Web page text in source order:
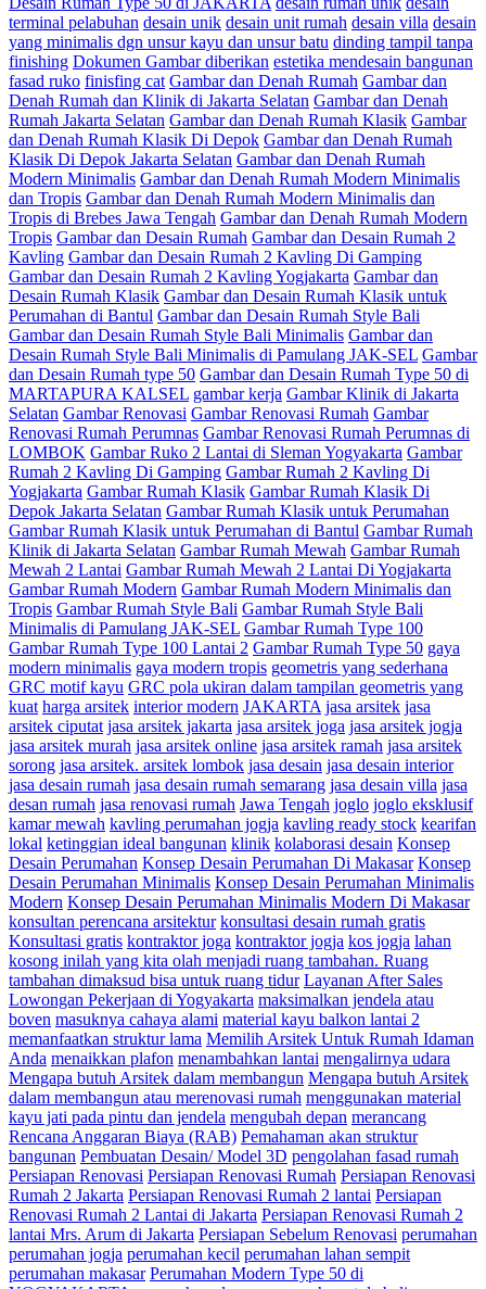
terminal pelabuhan desain unik desain unit rumah desain villa desain
yang minimalis dgn unsur kayu dan unsur batu dinding tampil tanpa
finishing Dokumen Gambar diberikan estetika mendesain bangunan
fasad ruko finisfing cat Gambar dan Denah Rumah Gambar dan
Denah Rumah dan Klinik di Jakarta Selatan Gambar dan Denah
Rumah Jakarta Selatan Gambar dan Denah Rumah Klasik Gambar
dan Denah Rumah Klasik Di Depok Gambar dan Denah Rumah
Klasik Di Depok Jakarta Selatan Gambar dan Denah Rumah
Modern Minimalis Gambar dan Denah Rumah Modern Minimalis
dan Tropis Gambar dan Denah Rumah Modern Minimalis dan
Tropis di Brebes Jawa Tengah Gambar dan Denah Rumah Modern
Tropis Gambar dan Desain Rumah Gambar dan Desain Rumah 2
Kavling Gambar dan Desain Rumah 2 Kavling Di Gamping
Gambar dan Desain Rumah 2 Kavling Yogjakarta Gambar dan
Desain Rumah Klasik Gambar dan Desain Rumah Klasik untuk
Perumahan di Bantul Gambar dan Desain Rumah Style Bali
Gambar dan Desain Rumah Style Bali Minimalis Gambar dan
Desain Rumah Style Bali Minimalis di Pamulang JAK-SEL Gambar
dan Desain Rumah type 50 Gambar dan Desain Rumah Type 50 di
MARTAPURA KALSEL gambar kerja Gambar Klinik di Jakarta
Selatan Gambar Renovasi Gambar Renovasi Rumah Gambar
Renovasi Rumah Perumnas Gambar Renovasi Rumah Perumnas di
LOMBOK Gambar Ruko 2 Lantai di Sleman Yogyakarta Gambar
Rumah 2 Kavling Di Gamping Gambar Rumah 2 Kavling Di
Yogjakarta Gambar Rumah Klasik Gambar Rumah Klasik Di
Depok Jakarta Selatan Gambar Rumah Klasik untuk Perumahan
Gambar Rumah Klasik untuk Perumahan di Bantul Gambar Rumah
Klinik di Jakarta Selatan Gambar Rumah Mewah Gambar Rumah
Mewah 2 Lantai Gambar Rumah Mewah 2 Lantai Di Yogjakarta
Gambar Rumah Modern Gambar Rumah Modern Minimalis dan
Tropis Gambar Rumah Style Bali Gambar Rumah Style Bali
Minimalis di Pamulang JAK-SEL Gambar Rumah Type 100
Gambar Rumah Type 100 Lantai 2 Gambar Rumah Type 50 gaya
modern minimalis gaya modern tropis geometris yang sederhana
GRC motif kayu GRC pola ukiran dalam tampilan geometris yang
kuat harga arsitek interior modern JAKARTA jasa arsitek jasa
arsitek ciputat jasa arsitek jakarta jasa arsitek joga jasa arsitek jogja
jasa arsitek murah jasa arsitek online jasa arsitek ramah jasa arsitek
sorong jasa arsitek. arsitek lombok jasa desain jasa desain interior
jasa desain rumah jasa desain rumah semarang jasa desain villa jasa
desan rumah jasa renovasi rumah Jawa Tengah joglo joglo eksklusif
kamar mewah kavling perumahan jogja kavling ready stock kearifan
lokal ketinggian ideal bangunan klinik kolaborasi desain Konsep
Desain Perumahan Konsep Desain Perumahan Di Makasar Konsep
Desain Perumahan Minimalis Konsep Desain Perumahan Minimalis
Modern Konsep Desain Perumahan Minimalis Modern Di Makasar
konsultan perencana arsitektur konsultasi desain rumah gratis
Konsultasi gratis kontraktor joga kontraktor jogja kos jogja lahan
kosong inilah yang kita olah menjadi ruang tambahan. Ruang
tambahan dimaksud bisa untuk ruang tidur Layanan After Sales
Lowongan Pekerjaan di Yogyakarta maksimalkan jendela atau
boven masuknya cahaya alami material kayu balkon lantai 2
memanfaatkan struktur lama Memilih Arsitek Untuk Rumah Idaman
Anda menaikkan plafon menambahkan lantai mengalirnya udara
Mengapa butuh Arsitek dalam membangun Mengapa butuh Arsitek
dalam membangun atau merenovasi rumah menggunakan material
kayu jati pada pintu dan jendela mengubah depan merancang
Rencana Anggaran Biaya (RAB) Pemahaman akan struktur
bangunan Pembuatan Desain/ Model 3D pengolahan fasad rumah
Persiapan Renovasi Persiapan Renovasi Rumah Persiapan Renovasi
Rumah 2 Jakarta Persiapan Renovasi Rumah 2 lantai Persiapan
Renovasi Rumah 2 Lantai di Jakarta Persiapan Renovasi Rumah 2
lantai Mrs. Arum di Jakarta Persiapan Sebelum Renovasi perumahan
perumahan jogja perumahan kecil perumahan lahan sempit
perumahan makasar Perumahan Modern Type 50 di